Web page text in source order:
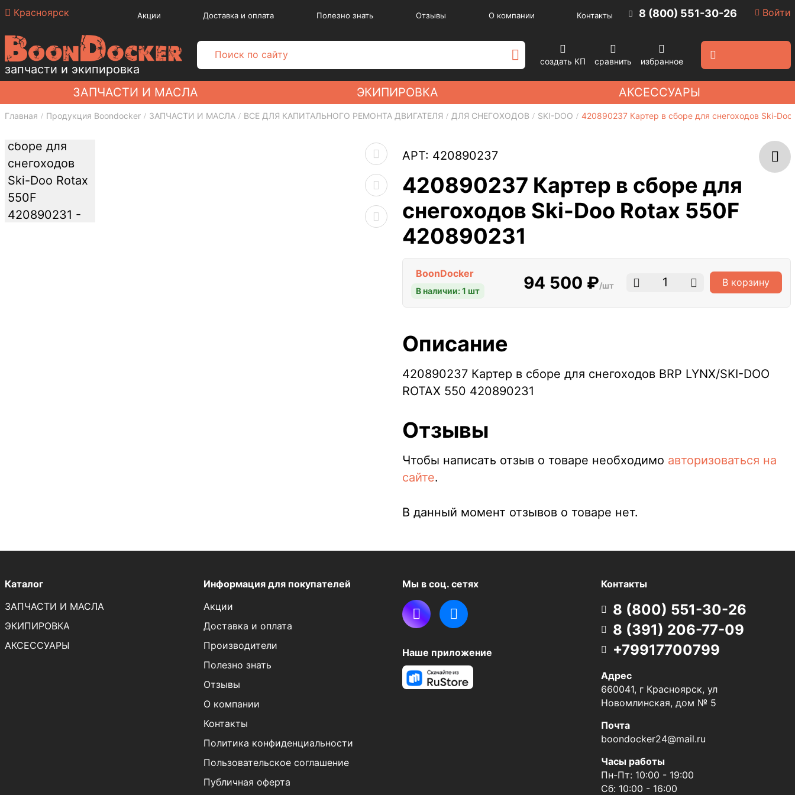
Красноярск Акции Доставка и оплата Полезно знать Отзывы О компании Контакты 8 (800) 551-30-26 Войти
запчасти и экипировка
создать КП сравнить избранное
ЗАПЧАСТИ И МАСЛА ЭКИПИРОВКА АКСЕССУАРЫ
Главная Продукция Boondocker ЗАПЧАСТИ И МАСЛА ВСЕ ДЛЯ КАПИТАЛЬНОГО РЕМОНТА ДВИГАТЕЛЯ ДЛЯ СНЕГОХОДОВ SKI-DOO 420890237 Картер в сборе для снегоходов Ski-
АРТ: 420890237
420890237 Картер в сборе для
снегоходов Ski-Doo Rotax 550F
420890231
BoonDocker
В наличии: 1 шт 94 500 ₽/шт В корзину
Описание
420890237 Картер в сборе для снегоходов BRP LYNX/SKI-DOO
ROTAX 550 420890231
Отзывы
Чтобы написать отзыв о товаре необходимо авторизоваться на
сайте.
В данный момент отзывов о товаре нет.
Каталог
ЗАПЧАСТИ И МАСЛА
ЭКИПИРОВКА
АКСЕССУАРЫ
Информация для покупателей
Акции
Доставка и оплата
Производители
Полезно знать
Отзывы
О компании
Контакты
Политика конфиденциальности
Пользовательское соглашение
Публичная оферта
Мы в соц. сетях
Наше приложение
Контакты
8 (800) 551-30-26
8 (391) 206-77-09
+79917700799
Адрес
660041, г Красноярск, ул
Новомлинская, дом № 5
Почта
boondocker24@mail.ru
Часы работы
Пн-Пт: 10:00 - 19:00
Сб: 10:00 - 16:00